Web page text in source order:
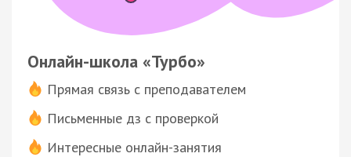
Онлайн-школа «Турбо»
Прямая связь с преподавателем
Письменные дз с проверкой
Интересные онлайн-занятия